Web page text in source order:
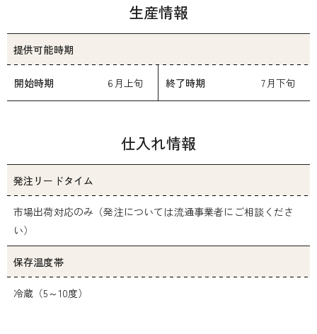
生産情報
提供可能時期
開始時期 6月上旬 終了時期 7月下旬
仕入れ情報
発注リードタイム
市場出荷対応のみ（発注については流通事業者にご相談くださ
い）
保存温度帯
冷蔵（5～10度）